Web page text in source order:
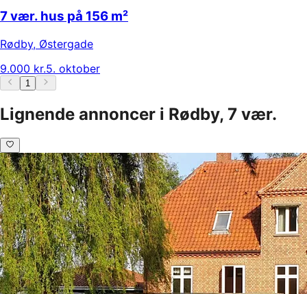
7 vær. hus på 156 m²
Rødby, Østergade
9.000 kr.5. oktober
1
Lignende annoncer i Rødby, 7 vær.